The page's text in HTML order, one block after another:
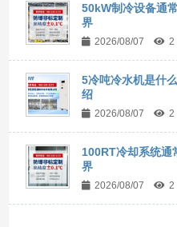
50kW制冷设备通
界
2026/08/07 2
5冷吨冷水机是什
绍
2026/08/07 2
100RT冷却系统通
界
2026/08/07 2